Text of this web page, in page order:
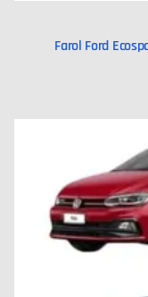
Farol Ford